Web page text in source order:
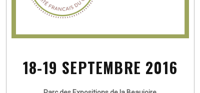
18-19 SEPTEMBRE 2016